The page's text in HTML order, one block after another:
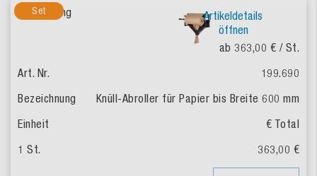
Artikeldetails
öffnen
ab 363,00 € / St.
199.690
Knüll-Abroller für Papier bis Breite 600 mm
€ Total
363,00 €
Set